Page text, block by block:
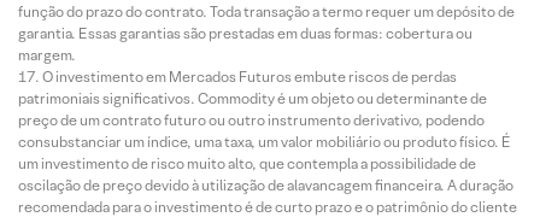
função do prazo do contrato. Toda transação a termo requer um depósito de
garantia. Essas garantias são prestadas em duas formas: cobertura ou
margem.
O investimento em Mercados Futuros embute riscos de perdas
patrimoniais significativos. Commodity é um objeto ou determinante de
preço de um contrato futuro ou outro instrumento derivativo, podendo
consubstanciar um índice, uma taxa, um valor mobiliário ou produto físico. É
um investimento de risco muito alto, que contempla a possibilidade de
oscilação de preço devido à utilização de alavancagem financeira. A duração
recomendada para o investimento é de curto prazo e o patrimônio do cliente